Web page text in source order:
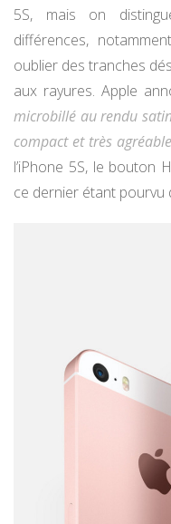
5S, mais on
différences,
oublier des tranches
aux rayures. Apple
microbillé au rendu
compact et très
l’iPhone 5S, le bouton
ce dernier étant pourvu